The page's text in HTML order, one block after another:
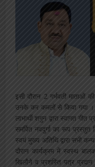
इसी दौरान 2 गर्भवती माताओं
उनके कर कमलों से किया गया ।
लाभार्थी शगुन द्वारा स्वागत
समर्पित नवदुर्गा का रूप
स्वयं मुख्य अतिथि द्वारा सभी
दौरान कार्यक्रम में स्वस्थ
खिलौने व प्रशस्ति पत्र